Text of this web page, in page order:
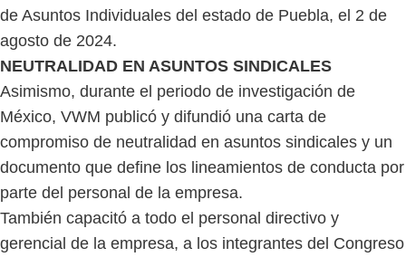
de Asuntos Individuales del estado de Puebla, el 2 de
agosto de 2024.
NEUTRALIDAD EN ASUNTOS SINDICALES
Asimismo, durante el periodo de investigación de
México, VWM publicó y difundió una carta de
compromiso de neutralidad en asuntos sindicales y un
documento que define los lineamientos de conducta por
parte del personal de la empresa.
También capacitó a todo el personal directivo y
gerencial de la empresa, a los integrantes del Congreso